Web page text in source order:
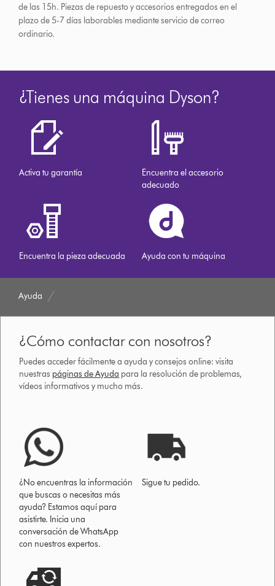
de las 15h. Piezas de repuesto y accesorios entregados en el
plazo de 5-7 días laborables mediante servicio de correo
ordinario.
¿Tienes una máquina Dyson?
Activa tu garantía
Encuentra el accesorio
adecuado
Encuentra la pieza adecuada Ayuda con tu máquina
Ayuda
¿Cómo contactar con nosotros?
Puedes acceder fácilmente a ayuda y consejos online: visita
nuestras páginas de Ayuda para la resolución de problemas,
vídeos informativos y mucho más.
¿No encuentras la información
que buscas o necesitas más
ayuda? Estamos aquí para
asistirte. Inicia una
conversación de WhatsApp
con nuestros expertos.
Sigue tu pedido.